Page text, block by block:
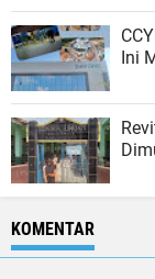
Ini
KOMENTAR